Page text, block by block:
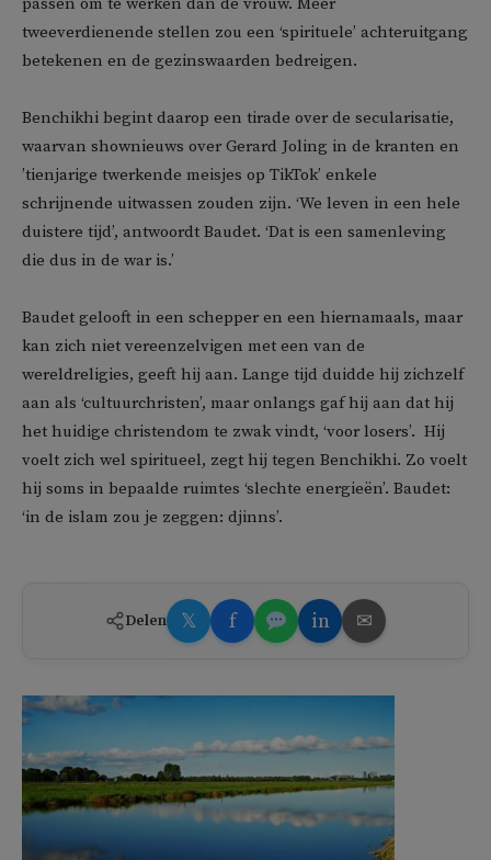
tweeverdienende stellen zou een ‘spirituele’ achteruitgang
betekenen en de gezinswaarden bedreigen.
Benchikhi begint daarop een tirade over de secularisatie,
waarvan shownieuws over Gerard Joling in de kranten en
’tienjarige twerkende meisjes op TikTok’ enkele
schrijnende uitwassen zouden zijn. ‘We leven in een hele
duistere tijd’, antwoordt Baudet. ‘Dat is een samenleving
die dus in de war is.’
Baudet gelooft in een schepper en een hiernamaals, maar
kan zich niet vereenzelvigen met een van de
wereldreligies, geeft hij aan. Lange tijd duidde hij zichzelf
aan als ‘cultuurchristen’, maar onlangs gaf hij aan dat hij
het huidige christendom te zwak vindt, ‘voor losers’. Hij
voelt zich wel spiritueel, zegt hij tegen Benchikhi. Zo voelt
hij soms in bepaalde ruimtes ‘slechte energieën’. Baudet:
‘in de islam zou je zeggen: djinns’.
Delen 𝕏 f in ✉